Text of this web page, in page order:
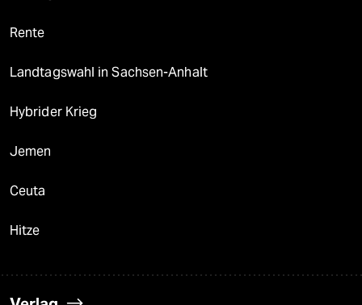
Rente
Landtagswahl in Sachsen-Anhalt
Hybrider Krieg
Jemen
Ceuta
Hitze